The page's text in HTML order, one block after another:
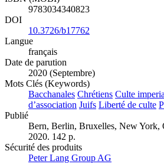
9783034340823
DOI
10.3726/b17762
Langue
français
Date de parution
2020 (Septembre)
Mots Clés (Keywords)
Bacchanales Chrétiens Culte
d’association Juifs Liberté de culte
Publié
Bern, Berlin, Bruxelles, New York,
2020. 142 p.
Sécurité des produits
Peter Lang Group AG